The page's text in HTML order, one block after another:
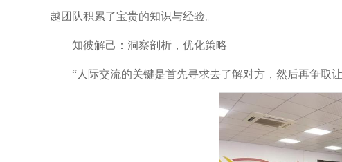
越团队积累了宝贵的知识与经验。
知彼解己：洞察剖析，优化策略
“人际交流的关键是首先寻求去了解对方，然后再争取